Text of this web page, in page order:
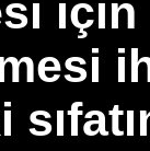
için